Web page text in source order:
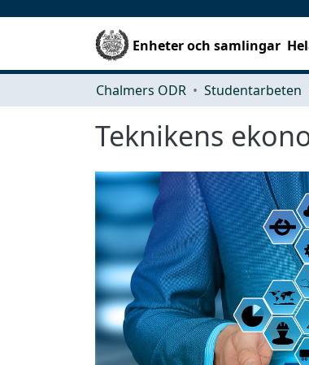
Enheter och samlingar
Chalmers ODR Studentarbeten
Teknikens